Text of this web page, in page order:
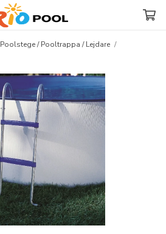
Poolstege / Pooltrappa / Lejdare /